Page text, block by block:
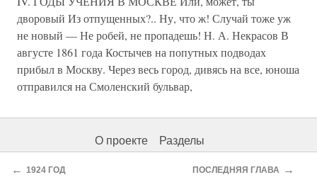
дворовый Из отпущенных?.. Ну, что ж! Случай тоже уж
не новый — Не робей, не пропадешь! Н. А. Некрасов В
августе 1861 года Костычев на попутных подводах
прибыл в Москву. Через весь город, дивясь на все, юноша
отправился на Смоленский бульвар,
О проекте Разделы
← 1924 ГОД ПОСЛЕДНЯЯ ГЛАВА →